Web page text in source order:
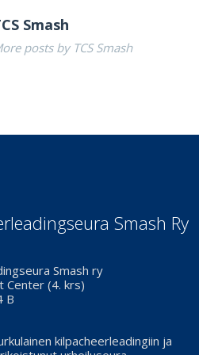
Smash
posts by TCS Smash
Smash Ry
Smash ry
Center (4. krs)
B
kilpacheerleadingiin ja